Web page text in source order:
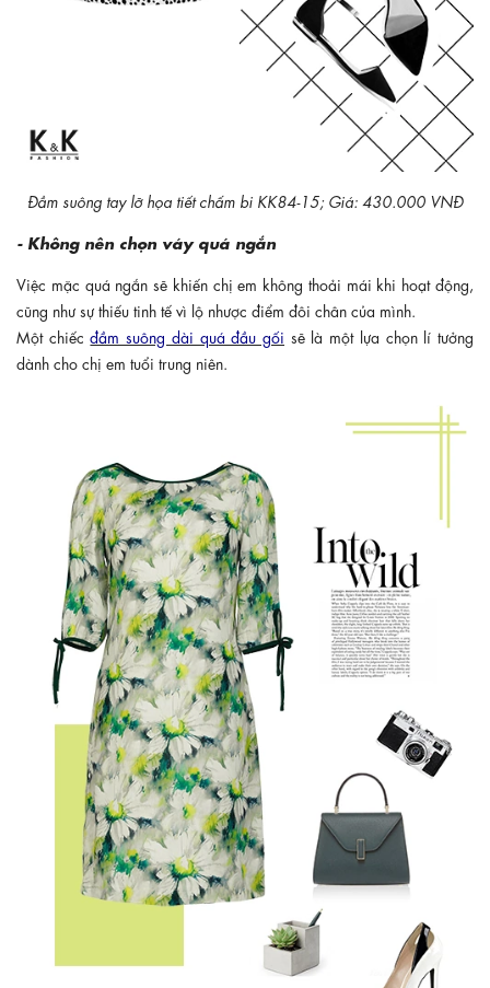
Đầm suông tay lỡ họa tiết chấm bi KK84-15; Giá: 430.000 VNĐ
- Không nên chọn váy quá ngắn
Việc mặc quá ngắn sẽ khiến chị em không thoải mái khi hoạt động,
cũng như sự thiếu tinh tế vì lộ nhược điểm đôi chân của mình.
Một chiếcđầm suông dài quá đầu gối sẽ là một lựa chọn lí tưởng
dành cho chị em tuổi trung niên.